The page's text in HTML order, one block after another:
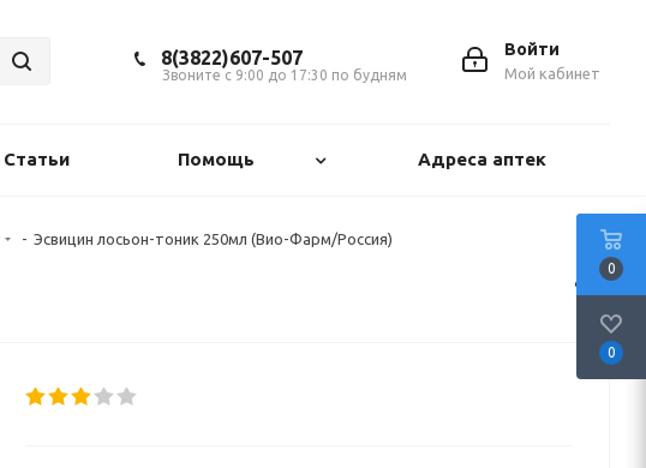
Войти
Мой кабинет
8(3822)607-507
Звоните с 9:00 до 17:30 по будням
Статьи Помощь Адреса аптек
- Эсвицин лосьон-тоник 250мл (Вио-Фарм/Россия)
0
0